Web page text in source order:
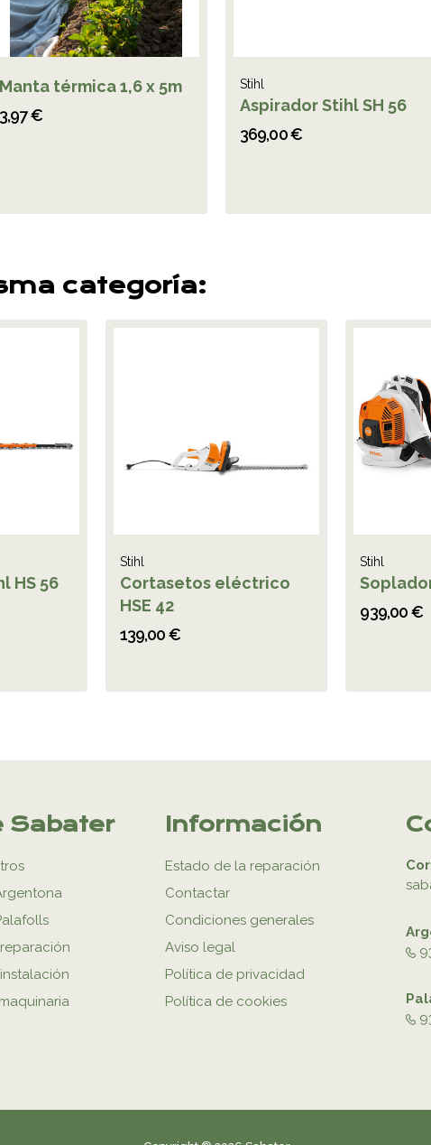
Manta térmica 1,6 x 5m
3,97 €
Stihl
Aspirador Stihl SH 56
369,00 €
categoría:
HS 56
Stihl
Cortasetos eléctrico
HSE 42
139,00 €
Stihl
939,00 €
Sabater Información
Estado de la reparación
Contactar
Condiciones generales
Aviso legal
Política de privacidad
Política de cookies